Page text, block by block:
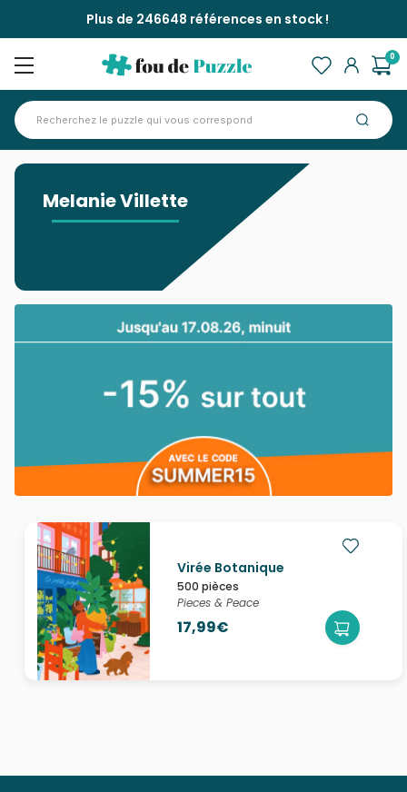
Plus de 246648 références en stock !
0
Melanie Villette
Virée Botanique
500 pièces
Pieces & Peace
17,99€